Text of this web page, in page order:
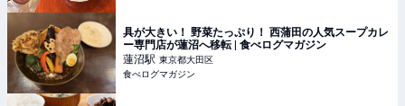
具が大きい！ 野菜たっぷり！ 西蒲田の人気スープカレ
ー専門店が蓮沼へ移転 | 食べログマガジン
蓮沼駅 東京都大田区
食べログマガジン